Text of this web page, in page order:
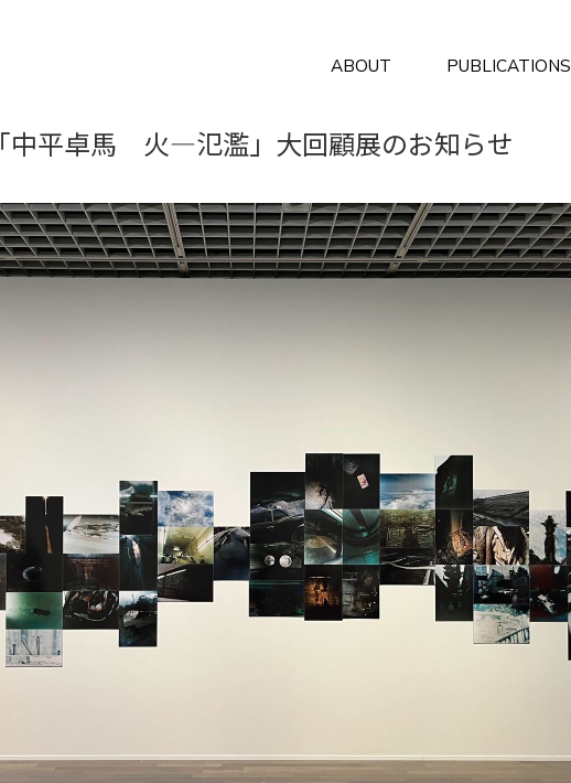
ABOUT PUBLICATIONS
「中平卓馬 火―氾濫」大回顧展のお知らせ